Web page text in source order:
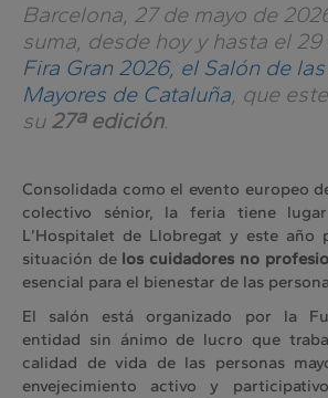
Barcelona, 27 de mayo de
suma, desde hoy y hasta el 29
Fira Gran 2026, el Salón de
Mayores de Cataluña, que
su 27ª edición.
Consolidada como el evento europeo
colectivo sénior, la feria tiene
L’Hospitalet de Llobregat y este
situación de los cuidadores no
esencial para el bienestar de las
El salón está organizado por la
entidad sin ánimo de lucro que
calidad de vida de las personas
envejecimiento activo y